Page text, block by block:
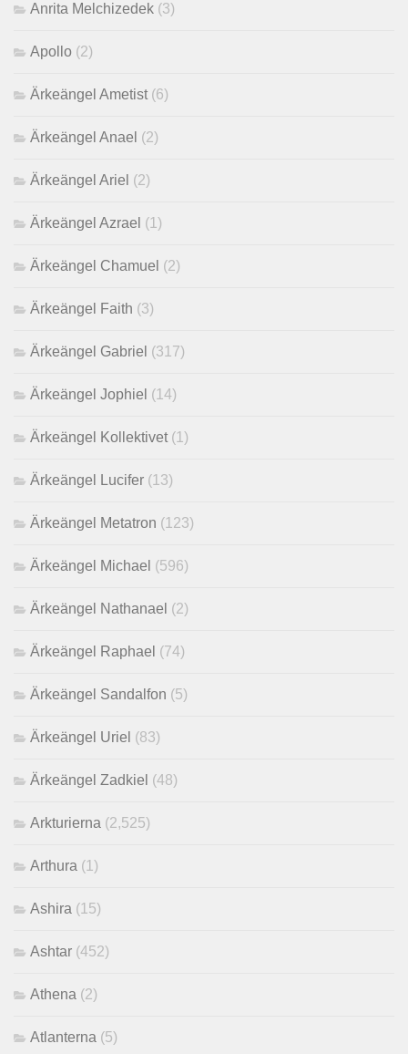
Anrita Melchizedek (3)
Apollo (2)
Ärkeängel Ametist (6)
Ärkeängel Anael (2)
Ärkeängel Ariel (2)
Ärkeängel Azrael (1)
Ärkeängel Chamuel (2)
Ärkeängel Faith (3)
Ärkeängel Gabriel (317)
Ärkeängel Jophiel (14)
Ärkeängel Kollektivet (1)
Ärkeängel Lucifer (13)
Ärkeängel Metatron (123)
Ärkeängel Michael (596)
Ärkeängel Nathanael (2)
Ärkeängel Raphael (74)
Ärkeängel Sandalfon (5)
Ärkeängel Uriel (83)
Ärkeängel Zadkiel (48)
Arkturierna (2,525)
Arthura (1)
Ashira (15)
Ashtar (452)
Athena (2)
Atlanterna (5)